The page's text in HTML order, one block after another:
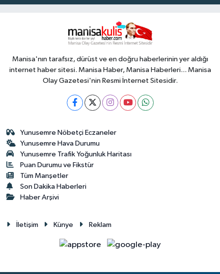
Manisa'nın tarafsız, dürüst ve en doğru haberlerinin yer aldığı
internet haber sitesi. Manisa Haber, Manisa Haberleri... Manisa
Olay Gazetesi'nin Resmi İnternet Sitesidir.
Yunusemre Nöbetçi Eczaneler
Yunusemre Hava Durumu
Yunusemre Trafik Yoğunluk Haritası
Puan Durumu ve Fikstür
Tüm Manşetler
Son Dakika Haberleri
Haber Arşivi
İletişim Künye Reklam